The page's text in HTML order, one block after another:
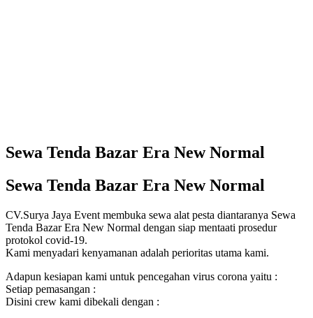
Sewa Tenda Bazar Era New Normal
Sewa Tenda Bazar Era New Normal
CV.Surya Jaya Event membuka sewa alat pesta diantaranya Sewa
Tenda Bazar Era New Normal dengan siap mentaati prosedur
protokol covid-19.
Kami menyadari kenyamanan adalah perioritas utama kami.
Adapun kesiapan kami untuk pencegahan virus corona yaitu :
Setiap pemasangan :
Disini crew kami dibekali dengan :